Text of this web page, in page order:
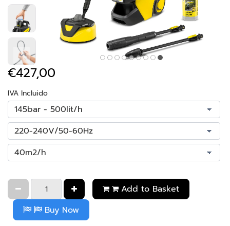
€427,00
IVA Incluido
Add to Basket
Buy Now